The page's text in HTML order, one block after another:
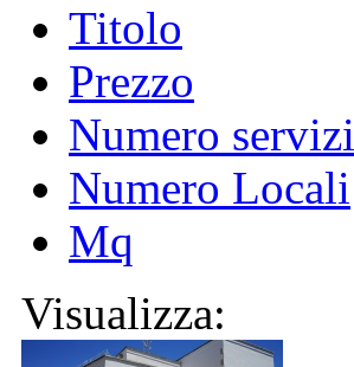
Titolo
Prezzo
Numero servizi
Numero Locali
Mq
Visualizza: